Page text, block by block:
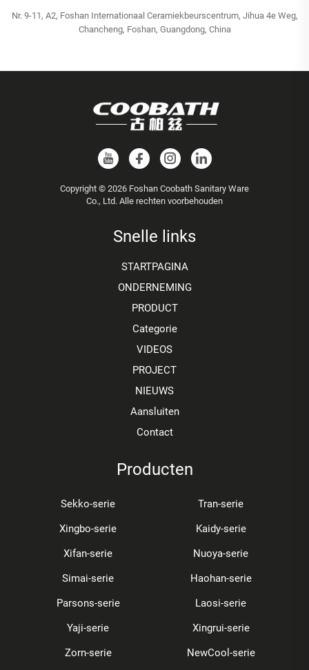
Nr. 9-11, A2, Foshan Internationaal Ceramiekbeurscentrum, Jihua 4e Weg,
Chancheng, Foshan, Guangdong, China
Copyright © 2026 Foshan Coobath Sanitary Ware
Co., Ltd. Alle rechten voorbehouden
Snelle links
STARTPAGINA
ONDERNEMING
PRODUCT
Categorie
VIDEOS
PROJECT
NIEUWS
Aansluiten
Contact
Producten
Sekko-serie
Tran-serie
Xingbo-serie
Kaidy-serie
Xifan-serie
Nuoya-serie
Simai-serie
Haohan-serie
Parsons-serie
Laosi-serie
Yaji-serie
Xingrui-serie
Zorn-serie
NewCool-serie